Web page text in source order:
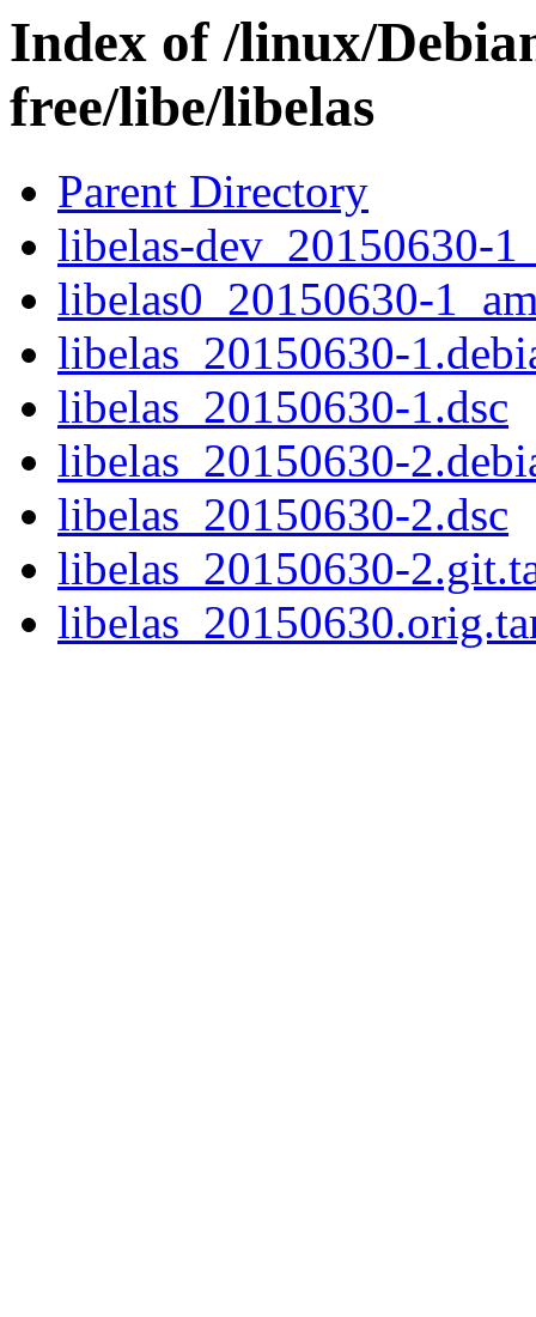
Index of /linux/
free/libe/libelas
Parent Directory
libelas-dev_20150630-
libelas0_20150630-
libelas_20150630-
libelas_20150630-1.dsc
libelas_20150630-
libelas_20150630-2.dsc
libelas_20150630-